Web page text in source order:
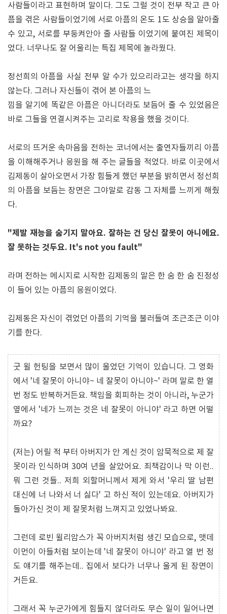
사람들이라고 표현하며 말이다. 그도 그럴 것이 전부 작고 큰 아
픔을 겪은 사람들이었기에 서로 아픔의 온도 1도 상승을 알아줄
수 있고, 서로를 부둥켜안아 줄 사람들 이었기에 붙여진 제목이
었다. 너무나도 잘 어울리는 특집 제목에 놀라웠다.
정선희의 아픔을 사실 전부 알 수가 있으리라고는 생각을 하지
않는다. 그러나 자신들이 겪어 본 아픔의 느
낌을 알기에 똑같은 아픔은 아니더라도 보듬어 줄 수 있었음은
바로 그들을 연결시켜주는 고리로 작용을 했을 것이다.
서로의 뜨거운 속마음을 전하는 코너에서는 출연자들끼리 아픔
을 이해해주거나 응원을 해 주는 글들을 적었다. 바로 이곳에서
김제동이 살아오면서 가장 힘들게 했던 부분을 밝히면서 정선희
의 아픔을 보듬는 장면은 그야말로 감동 그 자체를 느끼게 해줬
다.
"제발 재능을 숨기지 말아요. 잘하는 건 당신 잘못이 아니에요.
잘 못하는 것두요. It's not you fault"
라며 전하는 메시지로 시작한 김제동의 말은 한 숨 한 숨 진정성
이 들어 있는 아픔의 응원이었다.
김제동은 자신이 겪었던 아픔의 기억을 불러들여 조근조근 이야
기를 한다.
굿 윌 헌팅을 보면서 많이 울었던 기억이 있습니다. 그 영화
에서 '네 잘못이 아니야~ 네 잘못이 아니야~' 라며 말로 한 열
번 정도 반복하거든요. 책임을 회피하는 것이 아니라, 누군가
옆에서 '네가 느끼는 것은 네 잘못이 아니야' 라고 하면 어떨
까요?
(저는) 어릴 적 부터 아버지가 안 계신 것이 암묵적으로 제 잘
못이라 인식하며 30여 년을 살았어요. 죄책감이나 막 이런..
뭐 그런 것들.. 저희 외할머니께서 제게 와서 '우리 딸 남편
대신에 너 나와서 너 싫다' 고 하신 적이 있는데요. 아버지가
돌아가신 것이 제 잘못처럼 느껴지고 있었나봐요.
그런데 로빈 윌리암스가 꼭 아버지처럼 생긴 모습으로, 맷데
이먼이 아들처럼 보이는데 '네 잘못이 아니야' 라고 열 번 정
도 얘기를 해주는데.. 집에서 보다가 너무나 울게 된 장면이
거든요.
그래서 꼭 누군가에게 힘들지 않더라도 무슨 일이 일어나면